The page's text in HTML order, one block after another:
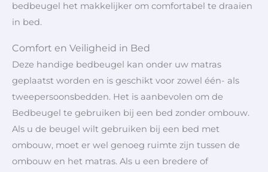
bedbeugel het makkelijker om comfortabel te draaien
in bed.
Comfort en Veiligheid in Bed
Deze handige bedbeugel kan onder uw matras
geplaatst worden en is geschikt voor zowel één- als
tweepersoonsbedden. Het is aanbevolen om de
Bedbeugel te gebruiken bij een bed zonder ombouw.
Als u de beugel wilt gebruiken bij een bed met
ombouw, moet er wel genoeg ruimte zijn tussen de
ombouw en het matras. Als u een bredere of